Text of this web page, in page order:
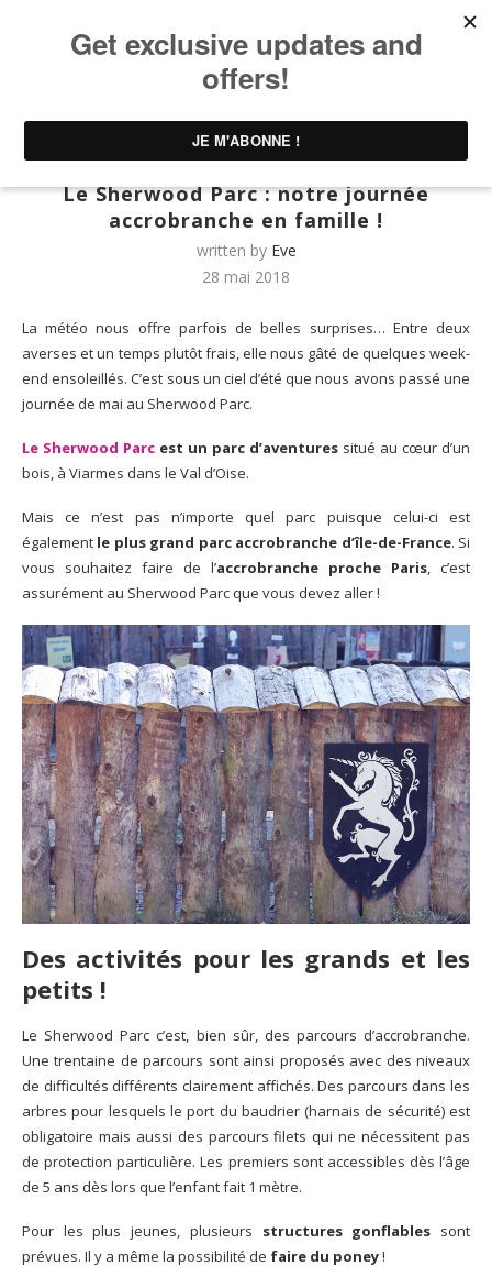
AxE VOYAGES | Voyages & Sorties
AxE VOYAGES | Voyages & Sorties
Le Sherwood Parc : notre journée
accrobranche en famille !
written by Eve
28 mai 2018
La météo nous offre parfois de belles surprises… Entre deux
averses et un temps plutôt frais, elle nous gâté de quelques week-
end ensoleillés. C’est sous un ciel d’été que nous avons passé une
journée de mai au Sherwood Parc.
Le Sherwood Parc est un parc d’aventures situé au cœur d’un
bois, à Viarmes dans le Val d’Oise.
Mais ce n’est pas n’importe quel parc puisque celui-ci est
également le plus grand parc accrobranche d’île-de-France. Si
vous souhaitez faire de l’accrobranche proche Paris, c’est
assurément au Sherwood Parc que vous devez aller !
Des activités pour les grands et les
petits !
Le Sherwood Parc c’est, bien sûr, des parcours d’accrobranche.
Une trentaine de parcours sont ainsi proposés avec des niveaux
de difficultés différents clairement affichés. Des parcours dans les
arbres pour lesquels le port du baudrier (harnais de sécurité) est
obligatoire mais aussi des parcours filets qui ne nécessitent pas
de protection particulière. Les premiers sont accessibles dès l’âge
de 5 ans dès lors que l’enfant fait 1 mètre.
Pour les plus jeunes, plusieurs structures gonflables sont
prévues. Il y a même la possibilité de faire du poney!